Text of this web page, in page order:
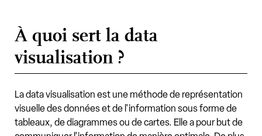
À quoi sert la data
visualisation ?
La data visualisation est une méthode de représentation
visuelle des données et de l'information sous forme de
tableaux, de diagrammes ou de cartes. Elle a pour but de